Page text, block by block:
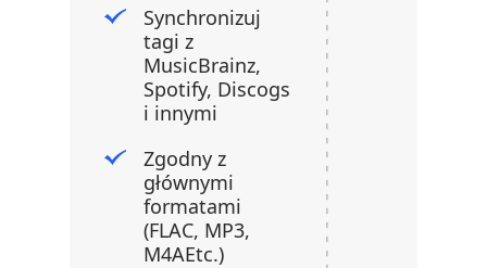
Synchronizuj
tagi z
MusicBrainz,
Spotify, Discogs
i innymi
Zgodny z
głównymi
formatami
(FLAC, MP3,
M4AEtc.)